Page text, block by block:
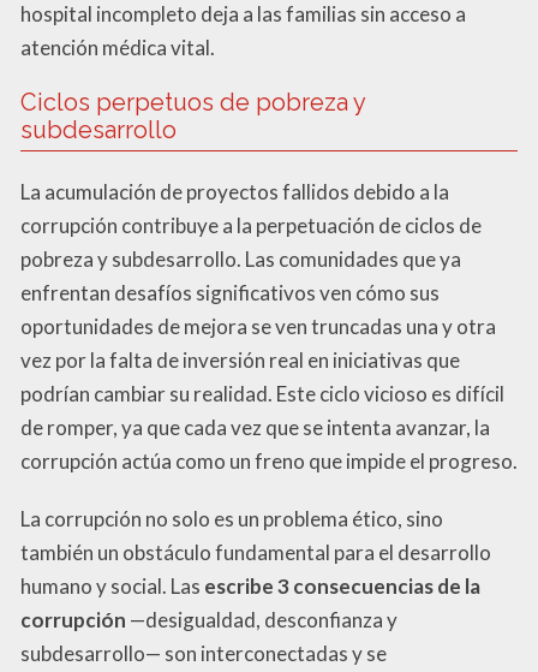
hospital incompleto deja a las familias sin acceso a
atención médica vital.
Ciclos perpetuos de pobreza y
subdesarrollo
La acumulación de proyectos fallidos debido a la
corrupción contribuye a la perpetuación de ciclos de
pobreza y subdesarrollo. Las comunidades que ya
enfrentan desafíos significativos ven cómo sus
oportunidades de mejora se ven truncadas una y otra
vez por la falta de inversión real en iniciativas que
podrían cambiar su realidad. Este ciclo vicioso es difícil
de romper, ya que cada vez que se intenta avanzar, la
corrupción actúa como un freno que impide el progreso.
La corrupción no solo es un problema ético, sino
también un obstáculo fundamental para el desarrollo
humano y social. Las escribe 3 consecuencias de la
corrupción —desigualdad, desconfianza y
subdesarrollo— son interconectadas y se